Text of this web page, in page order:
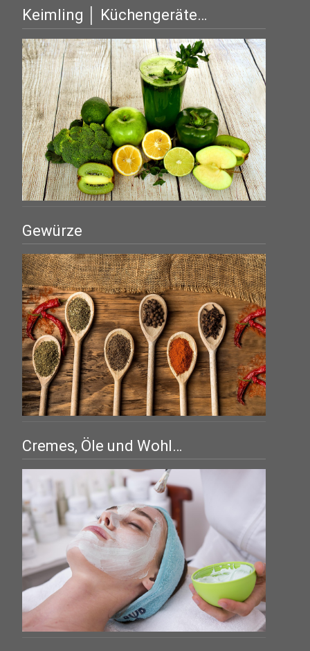
Keimling │ Küchengeräte…
Gewürze
Cremes, Öle und Wohl…